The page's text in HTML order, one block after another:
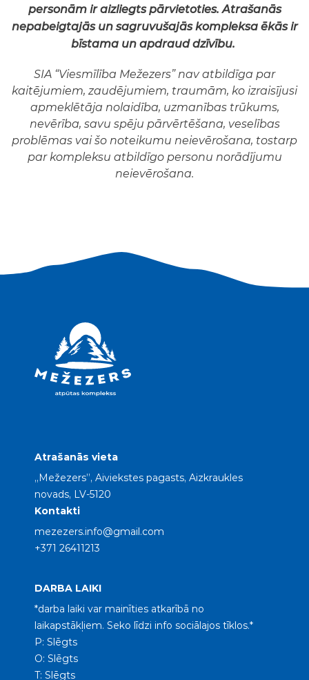
personām ir aizliegts pārvietoties. Atrašanās
nepabeigtajās un sagruvušajās kompleksa ēkās ir
bīstama un apdraud dzīvību.
SIA “Viesmīlība Mežezers” nav atbildīga par
kaitējumiem, zaudējumiem, traumām, ko izraisījusi
apmeklētāja nolaidība, uzmanības trūkums,
nevērība, savu spēju pārvērtēšana, veselības
problēmas vai šo noteikumu neievērošana, tostarp
par kompleksu atbildīgo personu norādījumu
neievērošana.
Atrašanās vieta
„Mežezers”, Aiviekstes pagasts, Aizkraukles
novads, LV-5120
Kontakti
mezezers.info@gmail.com
+371 26411213
DARBA LAIKI
*darba laiki var mainīties atkarībā no
laikapstākļiem. Seko līdzi info sociālajos tīklos.*
P: Slēgts
O: Slēgts
T: Slēgts